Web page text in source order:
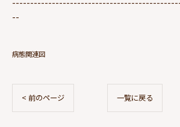
--
病態関連図
< 前のページ 一覧に戻る